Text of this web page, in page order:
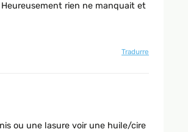
rien ne manquait et
Tradurre
ou une lasure voir une huile/cire